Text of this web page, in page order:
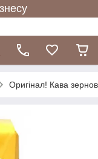
Оригінал! Кава